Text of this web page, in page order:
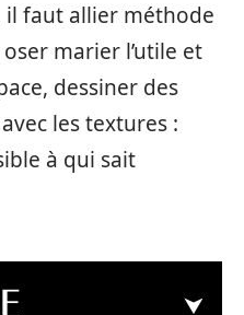
faut allier méthode
marier l’utile et
dessiner des
les textures :
à qui sait